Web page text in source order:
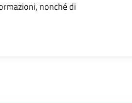
nonché di